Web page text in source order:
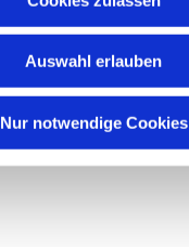
Auswahl erlauben
Nur notwendige Cookies